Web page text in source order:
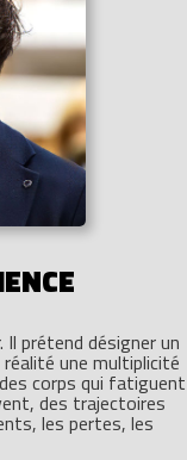
prétend désigner un
réalité une multiplicité
corps qui fatiguent
des trajectoires
les pertes, les